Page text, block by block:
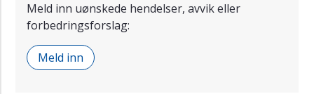
Meld inn uønskede hendelser, avvik eller
forbedringsforslag:
Meld inn